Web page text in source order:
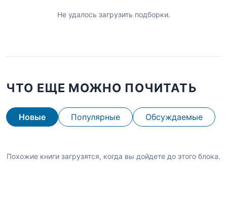
Не удалось загрузить подборки.
ЧТО ЕЩЕ МОЖНО ПОЧИТАТЬ
Новые Популярные Обсуждаемые
Похожие книги загрузятся, когда вы дойдете до этого блока.